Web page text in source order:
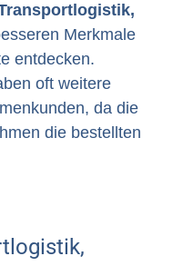
Merkmale
entdecken.
oft weitere
da die
die bestellten